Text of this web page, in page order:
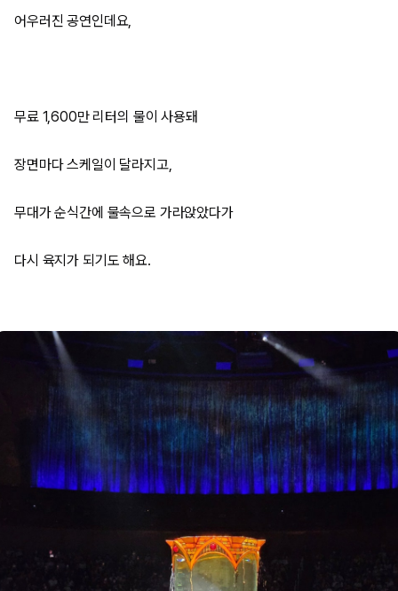
어우러진 공연인데요,
무료 1,600만 리터의 물이 사용돼
장면마다 스케일이 달라지고,
무대가 순식간에 물속으로 가라앉았다가
다시 육지가 되기도 해요.